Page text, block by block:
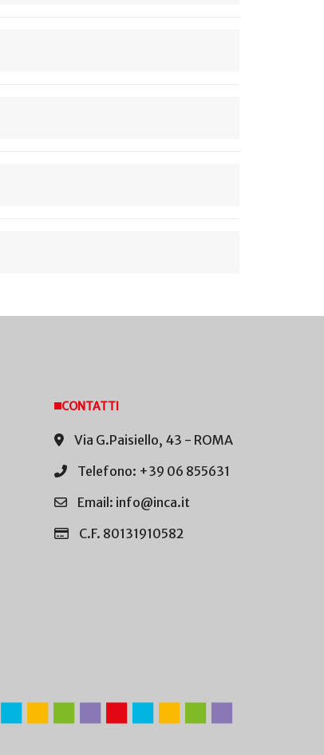
CONTATTI
Via G.Paisiello, 43 - ROMA
Telefono: +39 06 855631
Email: info@inca.it
C.F. 80131910582